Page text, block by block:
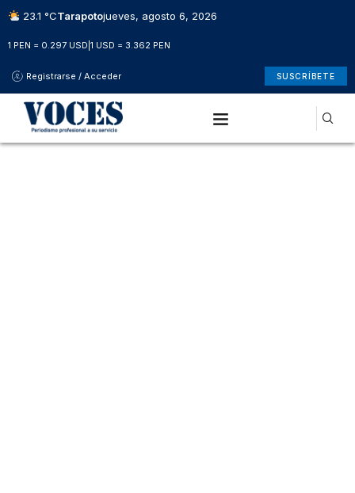
23.1 °CTarapotojueves, agosto 6, 2026
1 PEN = 0.297 USD 1 USD = 3.362 PEN
Registrarse / Acceder SUSCRÍBETE